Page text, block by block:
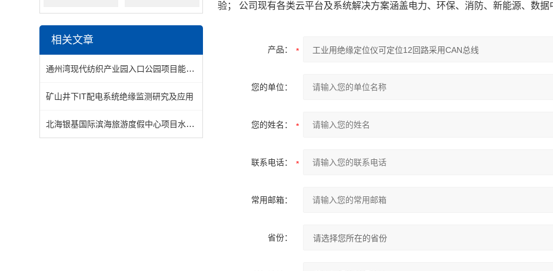
相关文章
通州湾现代纺织产业园入口公园项目能耗监测系统的设计与应用
矿山井下IT配电系统绝缘监测研究及应用
北海银基国际滨海旅游度假中心项目水世界能源管理系统的设计与应用
验； 公司现有各类云平台及系统解决方案涵盖电力、环保、消防、新能源、数
产品：
您的单位：
您的姓名：
联系电话：
常用邮箱：
省份：